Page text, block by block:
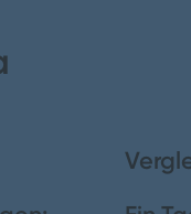
Schließen